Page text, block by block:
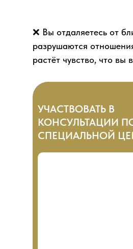
❌ Вы отдаляетесь от
разрушаются
растёт чувство, что вы
УЧАСТВОВАТЬ В
КОНСУЛЬТАЦИИ
СПЕЦИАЛЬНОЙ